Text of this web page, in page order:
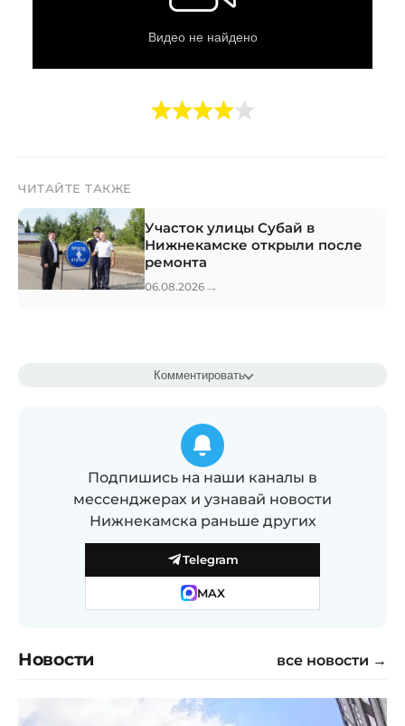
ЧИТАЙТЕ ТАКЖЕ
Участок улицы Субай в
Нижнекамске открыли после
ремонта
06.08.2026 →
Комментировать
Подпишись на наши каналы в
мессенджерах и узнавай новости
Нижнекамска раньше других
Telegram
MAX
Новости все новости →